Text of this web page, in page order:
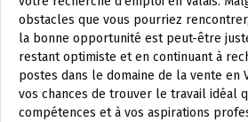
obstacles que vous pourriez
la bonne opportunité est peut-être
restant optimiste et en continuant à
postes dans le domaine de la vente en
vos chances de trouver le travail idéal
compétences et à vos aspirations